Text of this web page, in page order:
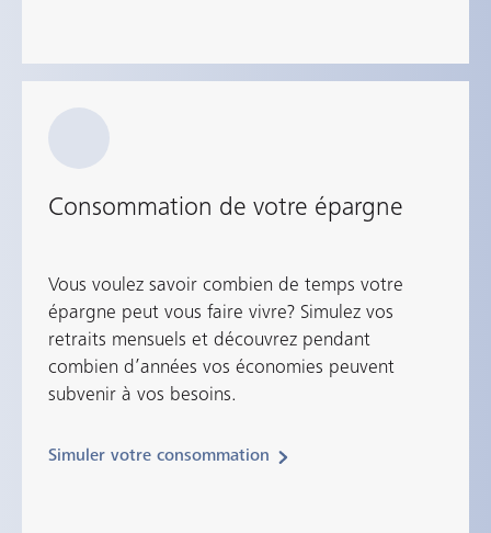
Consommation de votre épargne
Vous voulez savoir combien de temps votre
épargne peut vous faire vivre? Simulez vos
retraits mensuels et découvrez pendant
combien d’années vos économies peuvent
subvenir à vos besoins.
Simuler votre consommation